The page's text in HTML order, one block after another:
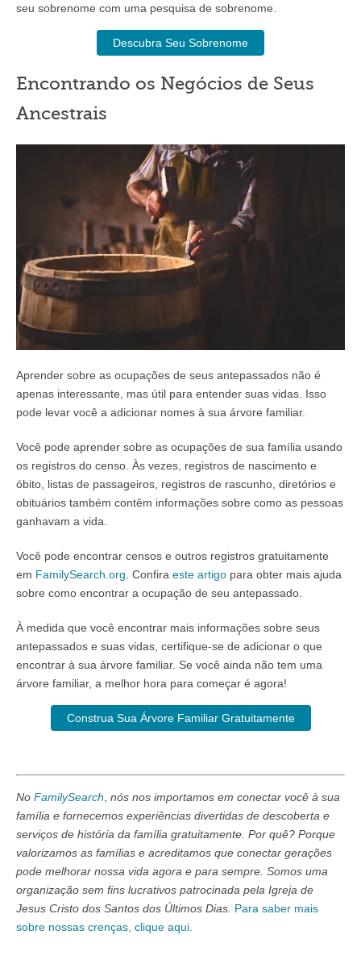
seu sobrenome com uma pesquisa de sobrenome.
Descubra Seu Sobrenome
Encontrando os Negócios de Seus
Ancestrais
Aprender sobre as ocupações de seus antepassados não é
apenas interessante, mas útil para entender suas vidas. Isso
pode levar você a adicionar nomes à sua árvore familiar.
Você pode aprender sobre as ocupações de sua família usando
os registros do censo. Às vezes, registros de nascimento e
óbito, listas de passageiros, registros de rascunho, diretórios e
obituários também contêm informações sobre como as pessoas
ganhavam a vida.
Você pode encontrar censos e outros registros gratuitamente
em FamilySearch.org . Confira este artigo para obter mais ajuda
sobre como encontrar a ocupação de seu antepassado.
À medida que você encontrar mais informações sobre seus
antepassados e suas vidas, certifique-se de adicionar o que
encontrar à sua árvore familiar. Se você ainda não tem uma
árvore familiar, a melhor hora para começar é agora!
Construa Sua Árvore Familiar Gratuitamente
No FamilySearch nós nos importamos em conectar você à sua
família e fornecemos experiências divertidas de descoberta e
serviços de história da família gratuitamente. Por quê? Porque
valorizamos as famílias e acreditamos que conectar gerações
pode melhorar nossa vida agora e para sempre. Somos uma
organização sem fins lucrativos patrocinada pela Igreja de
Jesus Cristo dos Santos dos Últimos Dias. Para saber mais
sobre nossas crenças, clique aqui.